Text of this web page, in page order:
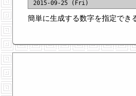
簡単に生成する数字を指定でき